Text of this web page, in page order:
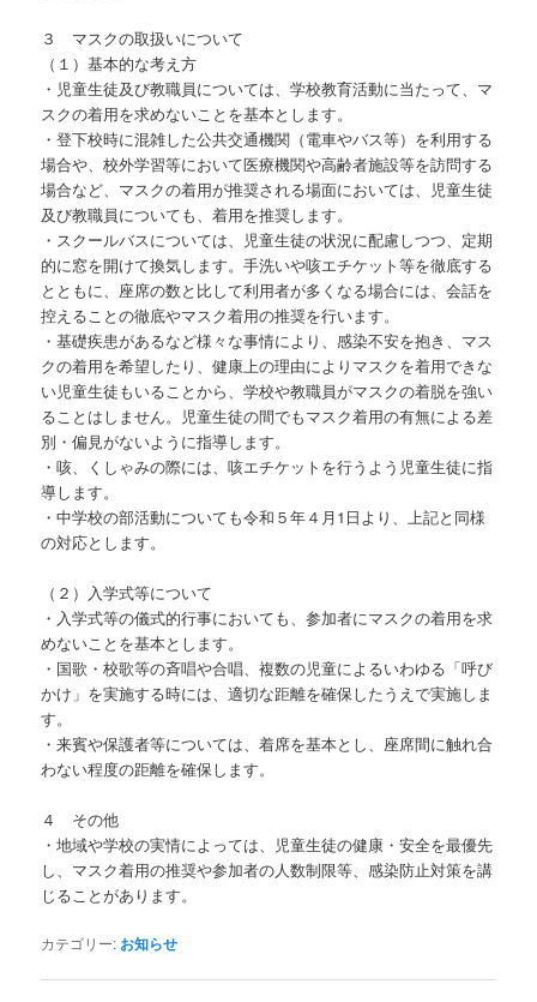
３ マスクの取扱いについて
（１）基本的な考え方
・児童生徒及び教職員については、学校教育活動に当たって、マ
スクの着用を求めないことを基本とします。
・登下校時に混雑した公共交通機関（電車やバス等）を利用する
場合や、校外学習等において医療機関や高齢者施設等を訪問する
場合など、マスクの着用が推奨される場面においては、児童生徒
及び教職員についても、着用を推奨します。
・スクールバスについては、児童生徒の状況に配慮しつつ、定期
的に窓を開けて換気します。手洗いや咳エチケット等を徹底する
とともに、座席の数と比して利用者が多くなる場合には、会話を
控えることの徹底やマスク着用の推奨を行います。
・基礎疾患があるなど様々な事情により、感染不安を抱き、マス
クの着用を希望したり、健康上の理由によりマスクを着用できな
い児童生徒もいることから、学校や教職員がマスクの着脱を強い
ることはしません。児童生徒の間でもマスク着用の有無による差
別・偏見がないように指導します。
・咳、くしゃみの際には、咳エチケットを行うよう児童生徒に指
導します。
・中学校の部活動についても令和５年４月1日より、上記と同様
の対応とします。
（２）入学式等について
・入学式等の儀式的行事においても、参加者にマスクの着用を求
めないことを基本とします。
・国歌・校歌等の斉唱や合唱、複数の児童によるいわゆる「呼び
かけ」を実施する時には、適切な距離を確保したうえで実施しま
す。
・来賓や保護者等については、着席を基本とし、座席間に触れ合
わない程度の距離を確保します。
４ その他
・地域や学校の実情によっては、児童生徒の健康・安全を最優先
し、マスク着用の推奨や参加者の人数制限等、感染防止対策を講
じることがあります。
カテゴリー: お知らせ